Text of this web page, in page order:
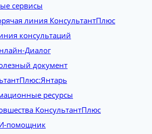
сервисы
линия КонсультантПлюс
консультаций
Диалог
документ
ресурсы
КонсультантПлюс
помощник